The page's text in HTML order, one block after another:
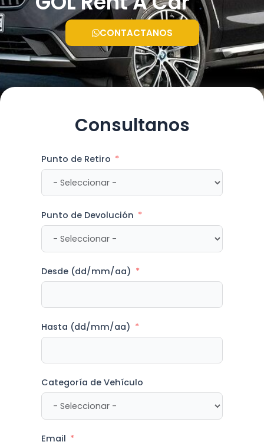
.
CONTACTANOS
Consultanos
Punto de Retiro
Punto de Devolución
Desde (dd/mm/aa)
Hasta (dd/mm/aa)
Categoría de Vehículo
Email